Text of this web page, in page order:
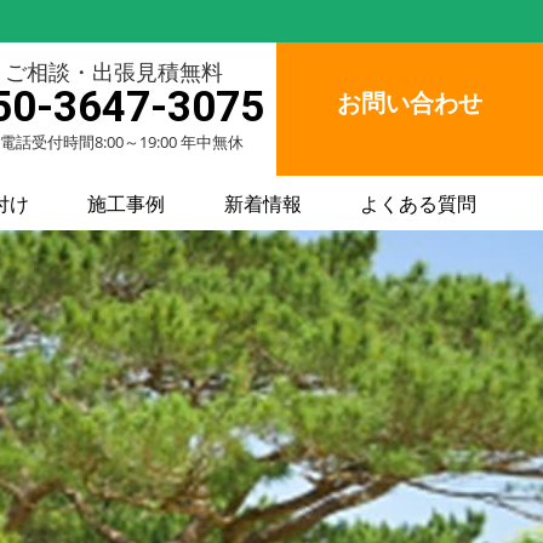
ご相談・出張見積無料
3647-3075
話受付時間8:00～19:00 年中無休
お問い合わせ
け 施工事例 新着情報 よくある質問